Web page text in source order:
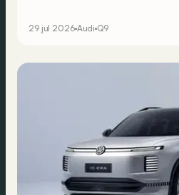
29 jul 2026 Audi Q9